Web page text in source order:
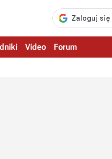
Video Forum